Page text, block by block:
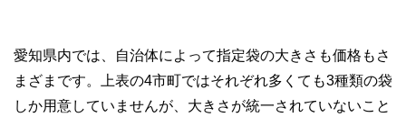
愛知県内では、自治体によって指定袋の大きさも価格もさ
まざまです。上表の4市町ではそれぞれ多くても3種類の袋
しか用意していませんが、大きさが統一されていないこと